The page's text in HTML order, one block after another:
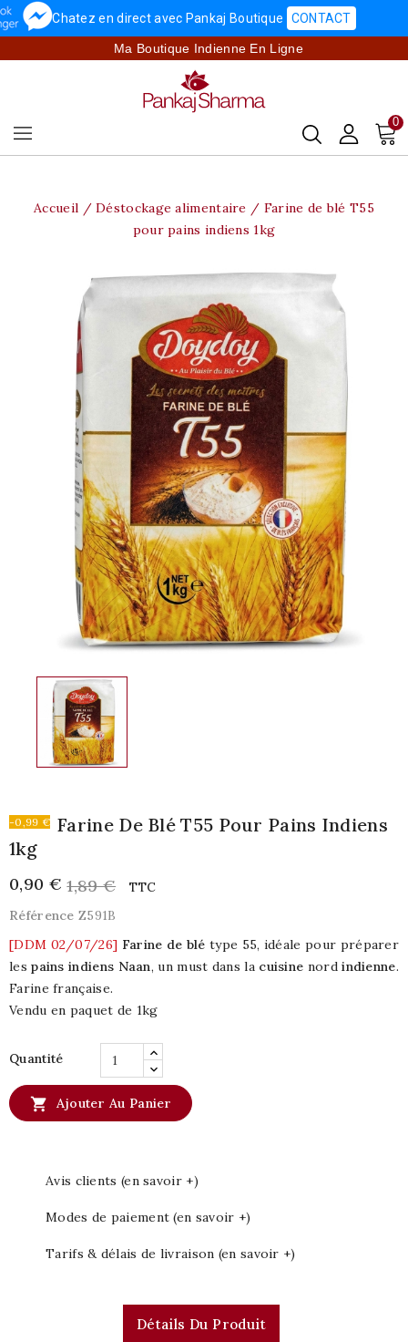
Chatez en direct avec Pankaj Boutique CONTACT
Ma Boutique Indienne En Ligne
0
Accueil Déstockage alimentaire
Farine de blé T55
pour pains indiens 1kg
-0,99 € Farine De Blé T55 Pour Pains Indiens
1kg
0,90 € 1,89 € TTC
Référence Z591B
[DDM 02/07/26] Farine de blétype 55, idéale pour préparer
lespains indiens Naan, un must dans la cuisine nordindienne.
Farine française.
Vendu en paquet de 1kg
Quantité
 Ajouter Au Panier
Avis clients (en savoir +)
Modes de paiement (en savoir +)
Tarifs & délais de livraison (en savoir +)
Détails Du Produit